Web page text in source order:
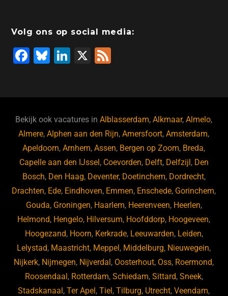
Volg ons op social media:
F
b
o
o
k
Bl
ky
Li
dI
n
X
Bekijk ook vacatures inAlblasserdam,Alkmaar,Almelo,
Almere,Alphen aan den Rijn,Amersfoort,Amsterdam,
Apeldoorn,Arnhem,Assen, Bergen op Zoom, Breda,
Capelle aan den IJssel , Coevorden, Delft, Delfzijl , Den
Bosch, Den Haag, Deventer, Doetinchem, Dordrecht,
Drachten, Ede, Eindhoven, Emmen, Enschede, Gorinchem,
Gouda, Groningen, Haarlem, Heerenveen, Heerlen,
Helmond, Hengelo, Hilversum, Hoofddorp, Hoogeveen,
Hoogezand, Hoorn, Kerkrade, Leeuwarden, Leiden,
Lelystad, Maastricht, Meppel , Middelburg, Nieuwegein,
Nijkerk, Nijmegen, Nijverdal , Oosterhout, Oss, Roermond,
Roosendaal , Rotterdam, Schiedam, Sittard, Sneek,
Stadskanaal ,Ter Apel ,Tiel ,Tilburg, Utrecht,Veendam,